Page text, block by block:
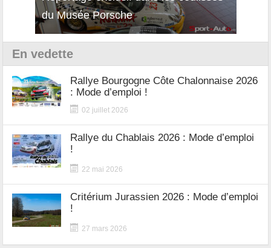
du Musée Porsche
En vedette
Rallye Bourgogne Côte Chalonnaise 2026
: Mode d’emploi !
02 juillet 2026
Rallye du Chablais 2026 : Mode d’emploi
!
22 mai 2026
Critérium Jurassien 2026 : Mode d’emploi
!
27 mars 2026